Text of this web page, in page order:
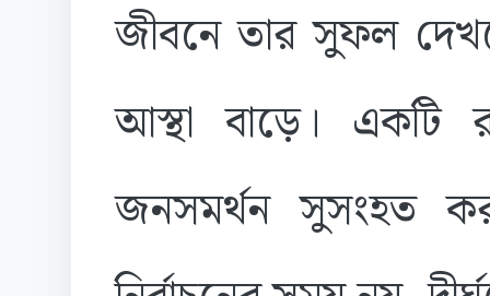
জীবনে তার সুফল
আস্থা বাড়ে। একটি
জনসমর্থন সুসংহত